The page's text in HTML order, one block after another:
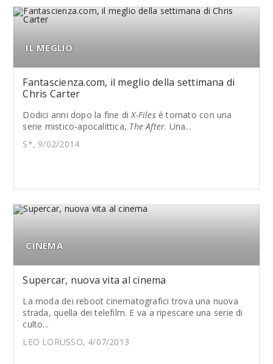
IL MEGLIO
Fantascienza.com, il meglio della settimana di
Chris Carter
Dodici anni dopo la fine diX-Filesè tornato con una
serie mistico-apocalittica, The After. Una...
S*, 9/02/2014
CINEMA
Supercar, nuova vita al cinema
La moda dei reboot cinematografici trova una nuova
strada, quella dei telefilm. E va a ripescare una serie di
culto...
LEO LORUSSO, 4/07/2013